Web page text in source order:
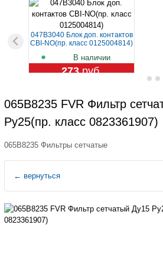
047B3040 Блок доп. контактов
CBI-NO(пр. класс 0125004814)
В наличии
273руб.
065B8235 FVR Фильтр
Ру25(пр. класс 0823361907)
065B8235 Фильтры сетчатые
← вернуться